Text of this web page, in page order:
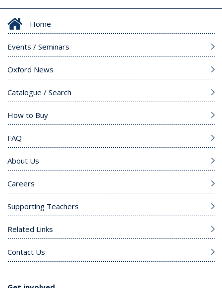
Home
Events / Seminars
Oxford News
Catalogue / Search
How to Buy
FAQ
About Us
Careers
Supporting Teachers
Related Links
Contact Us